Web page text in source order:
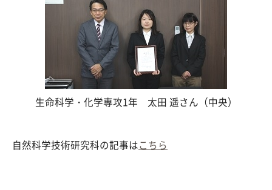
生命科学・化学専攻1年 太田 遥さん（中央）
自然科学技術研究科の記事はこちら